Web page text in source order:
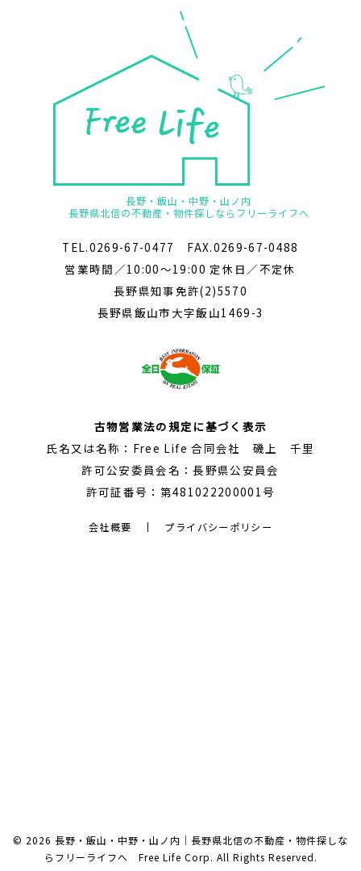
長野・飯山・中野・山ノ内
長野県北信の不動産・物件探しならフリーライフへ
TEL.0269-67-0477 FAX.0269-67-0488
営業時間／10:00～19:00 定休日／不定休
長野県知事免許(2)5570
長野県飯山市大字飯山1469-3
古物営業法の規定に基づく表示
氏名又は名称：Free Life 合同会社 磯上 千里
許可公安委員会名：長野県公安員会
許可証番号：第481022200001号
会社概要 プライバシーポリシー
© 2026 長野・飯山・中野・山ノ内｜長野県北信の不動産・物件探しな
らフリーライフへ Free Life Corp. All Rights Reserved.